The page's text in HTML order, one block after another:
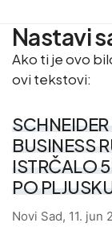
Nastavi
Ako ti je ovo
ovi tekstovi:
BUSINESS
ISTRČALO
PO
Novi Sad, 11. jun